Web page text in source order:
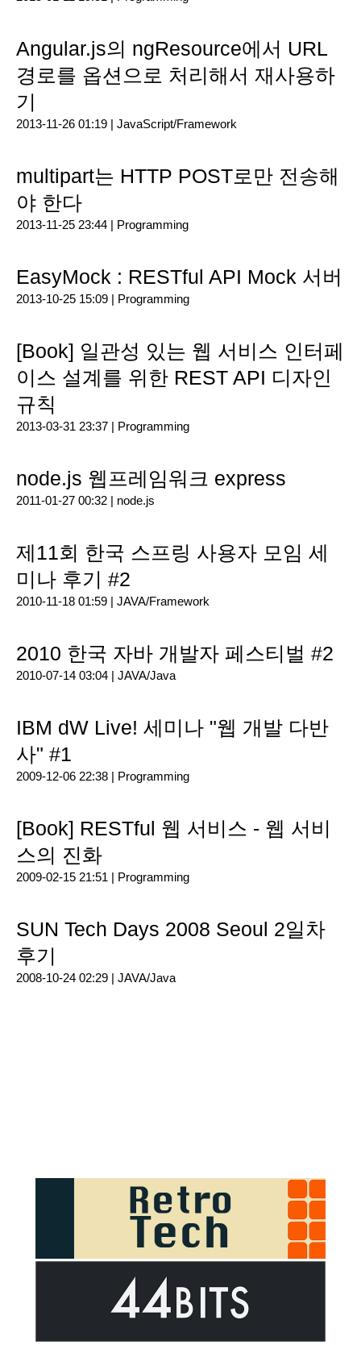
Angular.js의 ngResource에서 URL
경로를 옵션으로 처리해서 재사용하
기
2013-11-26 01:19 | JavaScript/Framework
multipart는 HTTP POST로만 전송해
야 한다
2013-11-25 23:44 | Programming
EasyMock : RESTful API Mock 서버
2013-10-25 15:09 | Programming
[Book] 일관성 있는 웹 서비스 인터페
이스 설계를 위한 REST API 디자인
규칙
2013-03-31 23:37 | Programming
node.js 웹프레임워크 express
2011-01-27 00:32 | node.js
제11회 한국 스프링 사용자 모임 세
미나 후기 #2
2010-11-18 01:59 | JAVA/Framework
2010 한국 자바 개발자 페스티벌 #2
2010-07-14 03:04 | JAVA/Java
IBM dW Live! 세미나 "웹 개발 다반
사" #1
2009-12-06 22:38 | Programming
[Book] RESTful 웹 서비스 - 웹 서비
스의 진화
2009-02-15 21:51 | Programming
SUN Tech Days 2008 Seoul 2일차
후기
2008-10-24 02:29 | JAVA/Java